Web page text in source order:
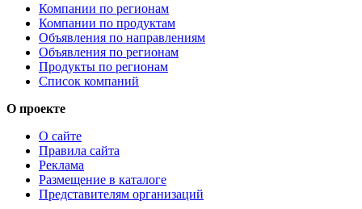
Компании по регионам
Компании по продуктам
Объявления по направлениям
Объявления по регионам
Продукты по регионам
Список компаний
О проекте
О сайте
Правила сайта
Реклама
Размещение в каталоге
Представителям организаций